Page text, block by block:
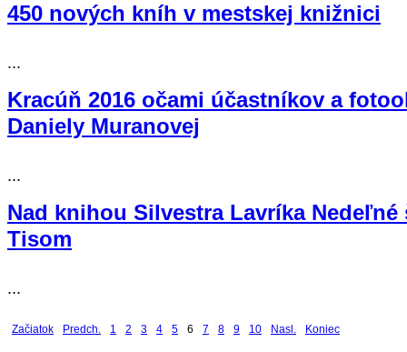
450 nových kníh v mestskej knižnici
...
Kracúň 2016 očami účastníkov a
Daniely Muranovej
...
Nad knihou Silvestra Lavríka Nedeľné
Tisom
...
Začiatok Predch. 1 2 3 4 5 6 7 8 9 10 Nasl. Koniec